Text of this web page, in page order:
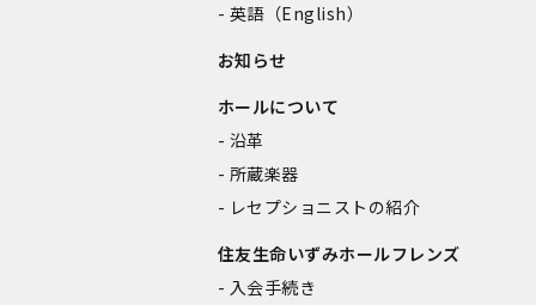
英語（English）
お知らせ
ホールについて
沿革
所蔵楽器
レセプショニストの紹介
住友生命いずみホールフレンズ
入会手続き